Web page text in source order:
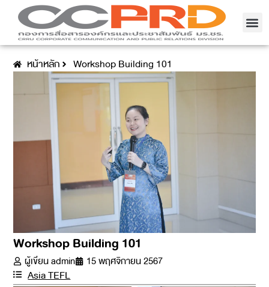
หน้าหลัก Workshop Building 101
Workshop Building 101
ผู้เขียนadmin 15 พฤศจิกายน 2567
Asia TEFL